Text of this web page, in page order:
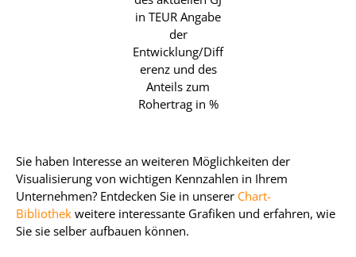
in TEUR Angabe
der
Entwicklung/Diff
erenz und des
Anteils zum
Rohertrag in %
Sie haben Interesse an weiteren Möglichkeiten der
Visualisierung von wichtigen Kennzahlen in Ihrem
Unternehmen? Entdecken Sie in unserer Chart-
Bibliothek weitere interessante Grafiken und erfahren, wie
Sie sie selber aufbauen können.